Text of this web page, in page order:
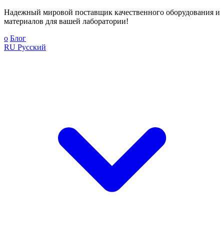
Надежный мировой поставщик качественного оборудования и
материалов для вашей лаборатории!
о Блог
RU Русский